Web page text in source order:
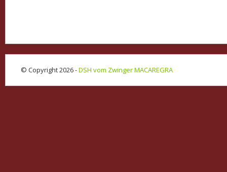
© Copyright 2026 -DSH vom Zwinger MACAREGRA